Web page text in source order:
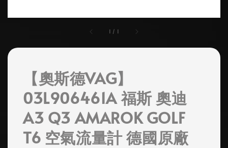
1 / 1
【奧斯德VAG】
03L906461A 福斯 奧迪
A3 Q3 AMAROK GOLF
T6 空氣流量計 德國原廠